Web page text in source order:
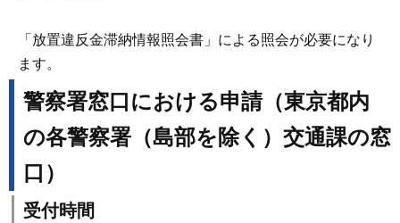
「放置違反金滞納情報照会書」による照会が必要になり
ます。
警察署窓口における申請（東京都内
の各警察署（島部を除く）交通課の窓
口）
受付時間